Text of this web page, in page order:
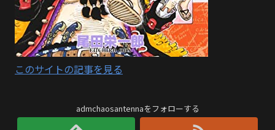
このサイトの記事を見る
admchaosantennaをフォローする